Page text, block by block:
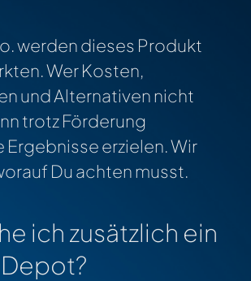
werden dieses Produkt
Wer Kosten,
und Alternativen nicht
trotz Förderung
erzielen. Wir
Du achten musst.
ich zusätzlich ein